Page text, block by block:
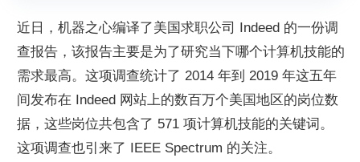
近日，机器之心编译了美国求职公司 Indeed 的一份调
查报告，该报告主要是为了研究当下哪个计算机技能的
需求最高。这项调查统计了 2014 年到 2019 年这五年
间发布在 Indeed 网站上的数百万个美国地区的岗位数
据，这些岗位共包含了 571 项计算机技能的关键词。
这项调查也引来了 IEEE Spectrum 的关注。